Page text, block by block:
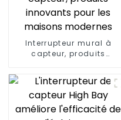
Interrupteur mural à
capteur, produits
maisons modernes